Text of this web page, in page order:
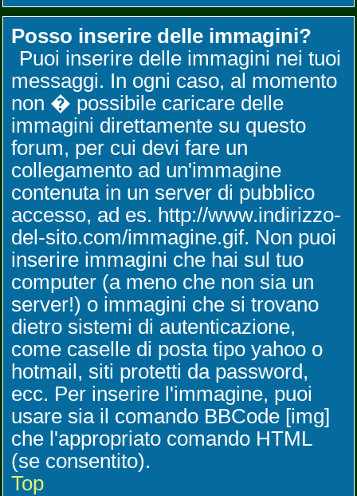
Posso inserire delle immagini?
Puoi inserire delle immagini nei tuoi
messaggi. In ogni caso, al momento
non � possibile caricare delle
immagini direttamente su questo
forum, per cui devi fare un
collegamento ad un'immagine
contenuta in un server di pubblico
accesso, ad es. http://www.indirizzo-
del-sito.com/immagine.gif. Non puoi
inserire immagini che hai sul tuo
computer (a meno che non sia un
server!) o immagini che si trovano
dietro sistemi di autenticazione,
come caselle di posta tipo yahoo o
hotmail, siti protetti da password,
ecc. Per inserire l'immagine, puoi
usare sia il comando BBCode [img]
che l'appropriato comando HTML
(se consentito).
Top